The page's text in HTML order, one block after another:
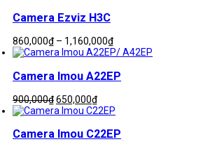
Camera Ezviz H3C
860,000₫ – 1,160,000₫Khoảng
giá:
860,000₫
đến
Camera Imou A22EP
900,000₫Giá
gốc
900,000₫.
650,000₫Giá
hiện
là:
Camera Imou C22EP